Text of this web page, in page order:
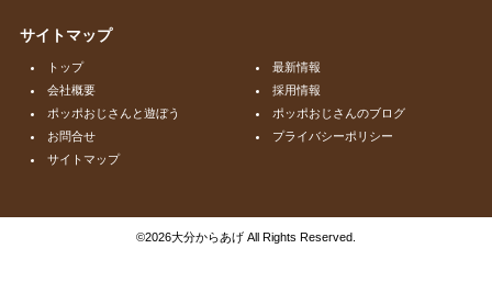
サイトマップ
トップ
最新情報
会社概要
採用情報
ポッポおじさんと遊ぼう
ポッポおじさんのブログ
お問合せ
プライバシーポリシー
サイトマップ
©2026大分からあげ All Rights Reserved.